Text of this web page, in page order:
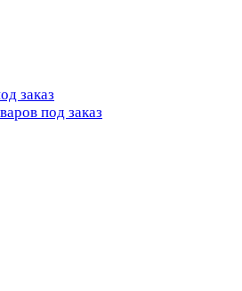
заказ
под заказ